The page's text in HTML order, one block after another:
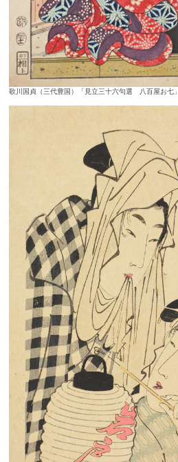
歌川国貞（三代豊国）「見立三十六句選 八百屋お七」